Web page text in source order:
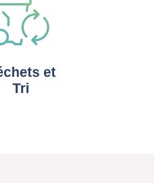
et
Tri